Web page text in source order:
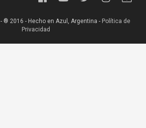
® 2016 - Hecho en Azul, Argentina - Política de
Privacidad